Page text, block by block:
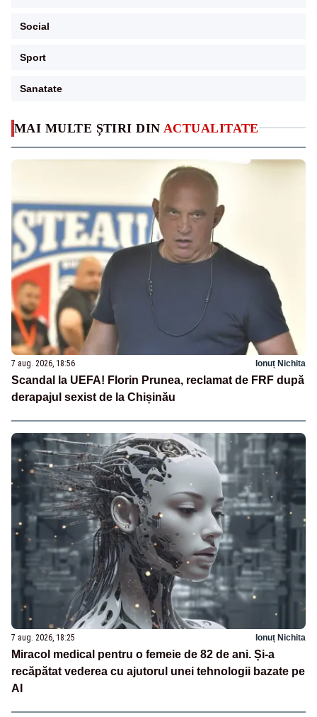
MAI MULTE ȘTIRI DIN ACTUALITATE
7 aug. 2026, 18:56 Ionuț Nichita
Scandal la UEFA! Florin Prunea, reclamat de FRF după
derapajul sexist de la Chișinău
7 aug. 2026, 18:25 Ionuț Nichita
Miracol medical pentru o femeie de 82 de ani. Și-a
recăpătat vederea cu ajutorul unei tehnologii bazate pe
AI
Social
Sport
Sanatate